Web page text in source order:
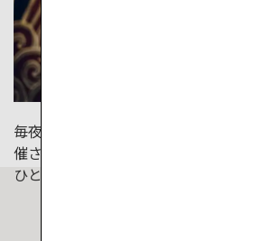
毎夜、地域の魅力を楽しめるご当地楽
催されます。華麗な演舞を鑑賞するの
ひとつです。